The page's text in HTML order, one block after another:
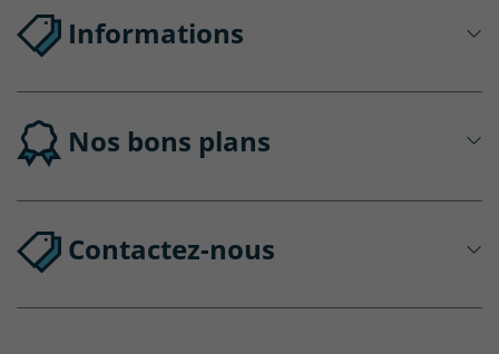
Informations
Nos bons plans
Contactez-nous